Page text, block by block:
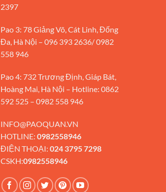
2397
Pao 3: 78 Giảng Võ, Cát Linh, Đống
Đa, Hà Nội – 096 393 2636/ 0982
558 946
Pao 4: 732 Trương Định, Giáp Bát,
Hoàng Mai, Hà Nội – Hotline: 0862
592 525 – 0982 558 946
INFO@PAOQUAN.VN
HOTLINE: 0982558946
ĐIỆN THOẠI: 024 3795 7298
CSKH:0982558946